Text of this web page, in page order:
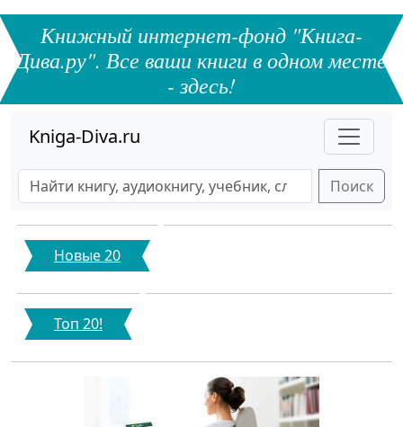
Книжный интернет-фонд "Книга-
Дива.ру". Все ваши книги в одном месте
- здесь!
Kniga-Diva.ru
Поиск
Новые 20
Топ 20!